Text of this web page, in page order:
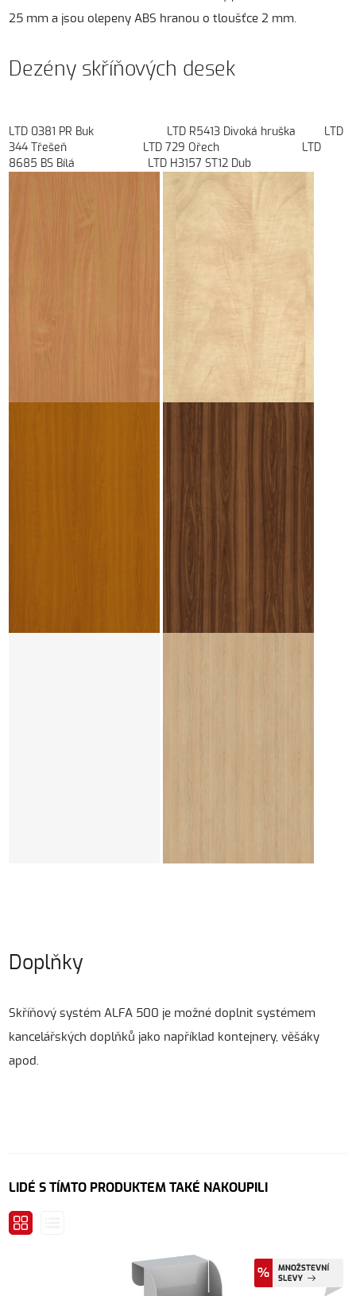
25 mm a jsou olepeny ABS hranou o tloušťce 2 mm.
Dezény skříňových desek
LTD 0381 PR Buk LTD R5413 Divoká hruška LTD
344 Třešeň LTD 729 Ořech LTD
8685 BS Bílá LTD H3157 ST12 Dub
Doplňky
Skříňový systém ALFA 500 je možné doplnit systémem
kancelářských doplňků jako například kontejnery, věšáky
apod.
LIDÉ S TÍMTO PRODUKTEM TAKÉ NAKOUPILI